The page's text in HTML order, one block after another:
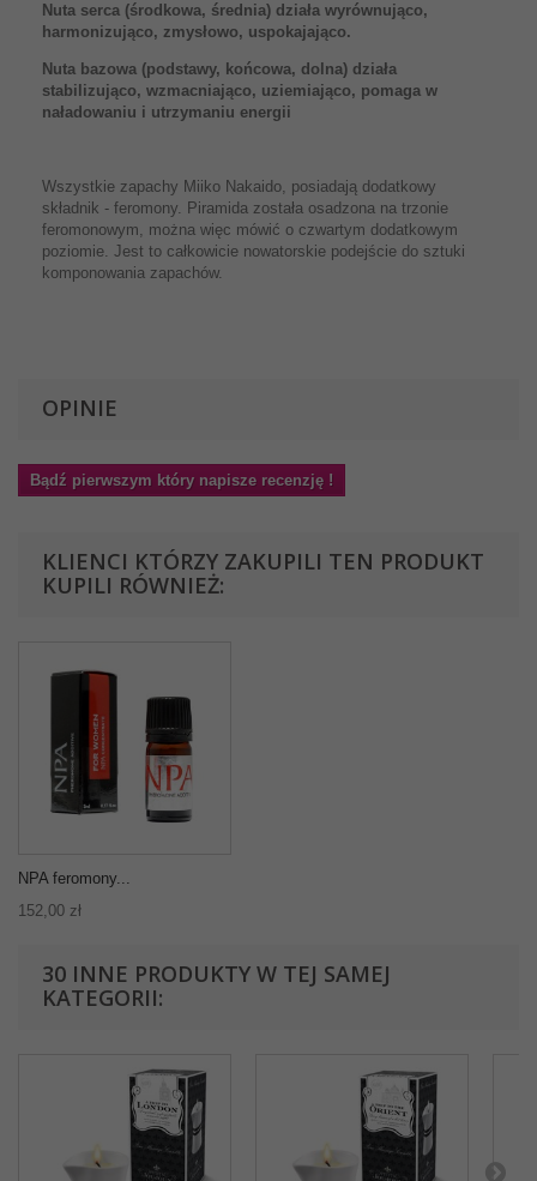
Nuta serca (środkowa, średnia) działa wyrównująco,
harmonizująco, zmysłowo, uspokajająco.
Nuta bazowa (podstawy, końcowa, dolna) działa
stabilizująco, wzmacniająco, uziemiająco, pomaga w
naładowaniu i utrzymaniu energii
Wszystkie zapachy Miiko Nakaido, posiadają dodatkowy
składnik - feromony. Piramida została osadzona na trzonie
feromonowym, można więc mówić o czwartym dodatkowym
poziomie. Jest to całkowicie nowatorskie podejście do sztuki
komponowania zapachów.
OPINIE
Bądź pierwszym który napisze recenzję !
KLIENCI KTÓRZY ZAKUPILI TEN PRODUKT
KUPILI RÓWNIEŻ:
NPA feromony...
152,00 zł
30 INNE PRODUKTY W TEJ SAMEJ
KATEGORII: